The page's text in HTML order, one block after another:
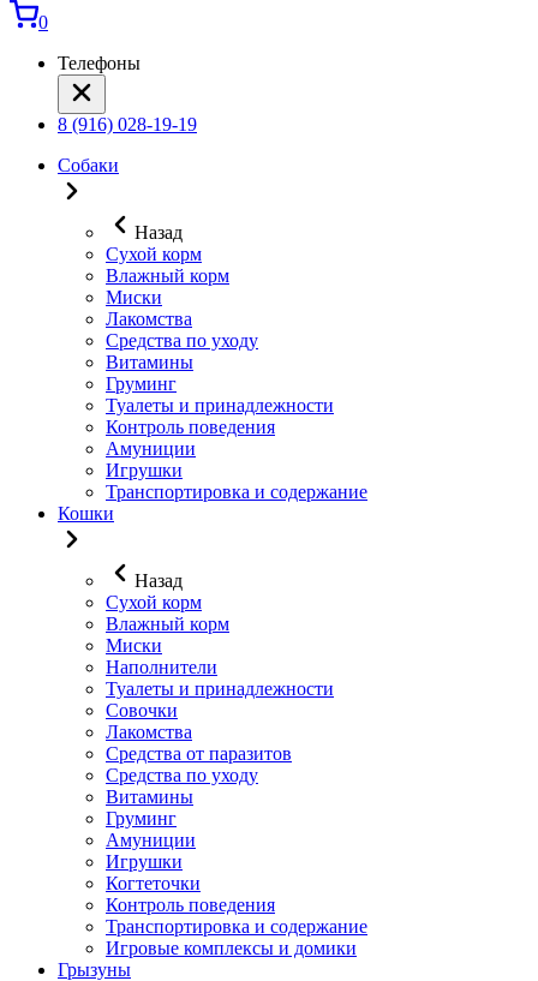
0
Телефоны
8 (916) 028-19-19
Собаки
Назад
Сухой корм
Влажный корм
Миски
Лакомства
Средства по уходу
Витамины
Груминг
Туалеты и принадлежности
Контроль поведения
Амуниции
Игрушки
Транспортировка и содержание
Кошки
Назад
Сухой корм
Влажный корм
Миски
Наполнители
Туалеты и принадлежности
Совочки
Лакомства
Средства от паразитов
Средства по уходу
Витамины
Груминг
Амуниции
Игрушки
Когтеточки
Контроль поведения
Транспортировка и содержание
Игровые комплексы и домики
Грызуны